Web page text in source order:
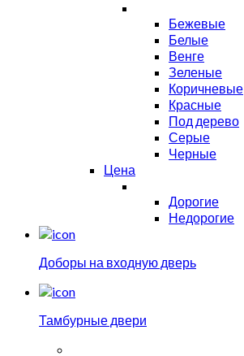
Бежевые
Белые
Венге
Зеленые
Коричневые
Красные
Под дерево
Серые
Черные
Цена
Дорогие
Недорогие
Доборы на входную дверь
Тамбурные двери